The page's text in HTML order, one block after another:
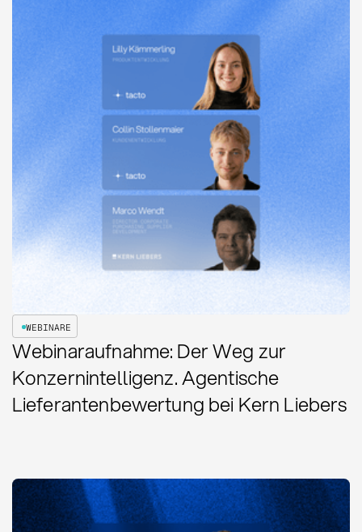
WEBINARE
Webinaraufnahme: Der Weg zur
Konzernintelligenz. Agentische
Lieferantenbewertung bei Kern Liebers